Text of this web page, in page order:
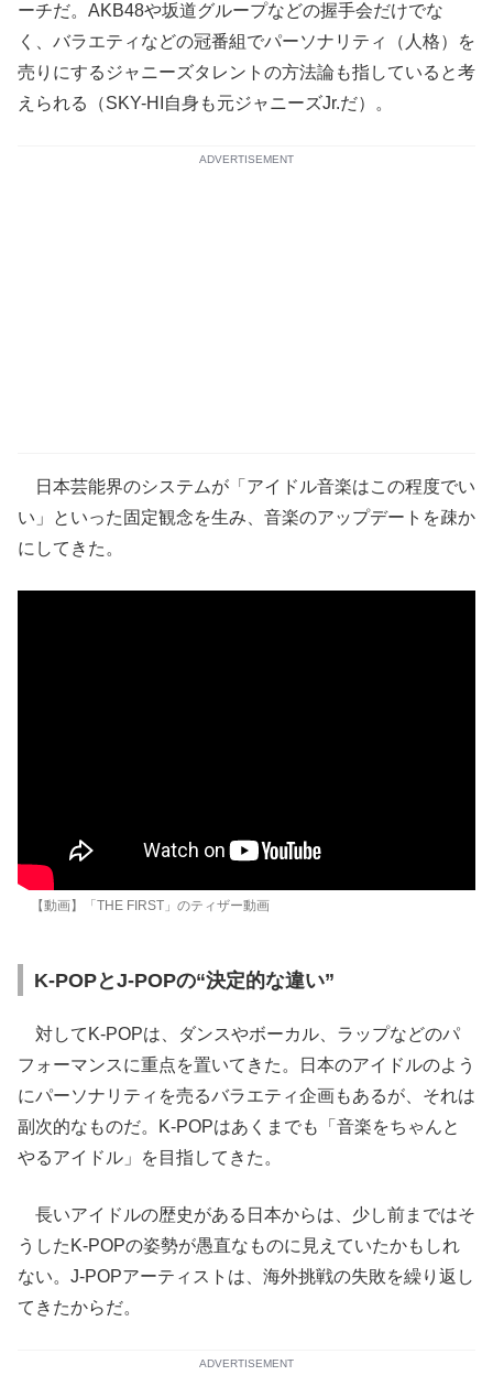
ーチだ。AKB48や坂道グループなどの握手会だけでな
く、バラエティなどの冠番組でパーソナリティ（人格）を
売りにするジャニーズタレントの方法論も指していると考
えられる（SKY-HI自身も元ジャニーズJr.だ）。
ADVERTISEMENT
日本芸能界のシステムが「アイドル音楽はこの程度でい
い」といった固定観念を生み、音楽のアップデートを疎か
にしてきた。
【動画】「THE FIRST」のティザー動画
K-POPとJ-POPの“決定的な違い”
対してK-POPは、ダンスやボーカル、ラップなどのパ
フォーマンスに重点を置いてきた。日本のアイドルのよう
にパーソナリティを売るバラエティ企画もあるが、それは
副次的なものだ。K-POPはあくまでも「音楽をちゃんと
やるアイドル」を目指してきた。
長いアイドルの歴史がある日本からは、少し前まではそ
うしたK-POPの姿勢が愚直なものに見えていたかもしれ
ない。J-POPアーティストは、海外挑戦の失敗を繰り返し
てきたからだ。
ADVERTISEMENT